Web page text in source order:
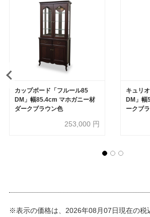
カップボード「フルール85
DM」幅85.4cm マホガニー材
ダークブラウン色
253,000 円
キュリ
DM」幅
ークブ
※表示の価格は、2026年08月07日現在の税